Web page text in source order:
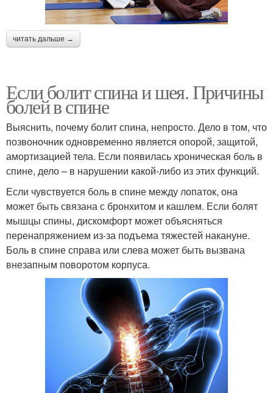
читать дальше →
Если болит спина и шея. Причины
болей в спине
Выяснить, почему болит спина, непросто. Дело в том, что
позвоночник одновременно является опорой, защитой,
амортизацией тела. Если появилась хроническая боль в
спине, дело – в нарушении какой-либо из этих функций.
Если чувствуется боль в спине между лопаток, она
может быть связана с бронхитом и кашлем. Если болят
мышцы спины, дискомфорт может объясняться
перенапряжением из-за подъема тяжестей накануне.
Боль в спине справа или слева может быть вызвана
внезапным поворотом корпуса.